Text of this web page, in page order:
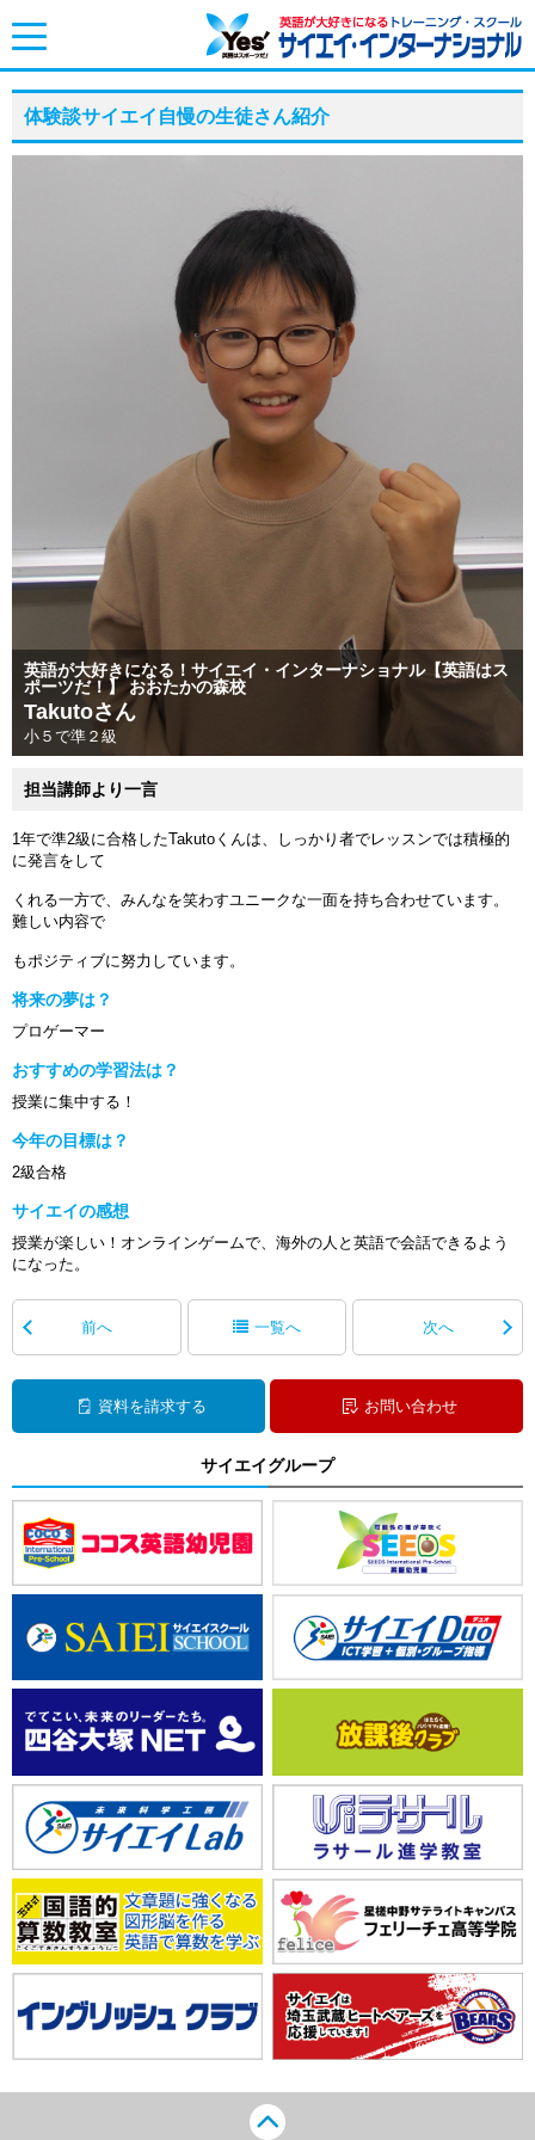
toggle
体験談サイエイ自慢の生徒さん紹介
英語が大好きになる！サイエイ・インターナショナル【英語はス
ポーツだ！】 おおたかの森校
Takutoさん
小５で準２級
担当講師より一言
1年で準2級に合格したTakutoくんは、しっかり者でレッスンでは積極的
に発言をして
くれる一方で、みんなを笑わすユニークな一面を持ち合わせています。
難しい内容で
もポジティブに努力しています。
将来の夢は？
プロゲーマー
おすすめの学習法は？
授業に集中する！
今年の目標は？
2級合格
サイエイの感想
授業が楽しい！オンラインゲームで、海外の人と英語で会話できるよう
になった。
前へ 一覧へ 次へ
資料を請求する お問い合わせ
サイエイグループ